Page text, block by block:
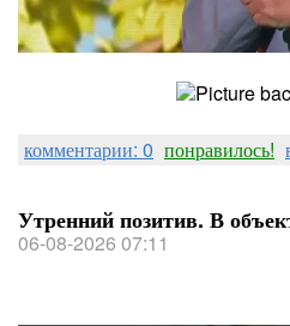
комментарии: 0 понравилось!
Утренний позитив. В
06-08-2026 07:11